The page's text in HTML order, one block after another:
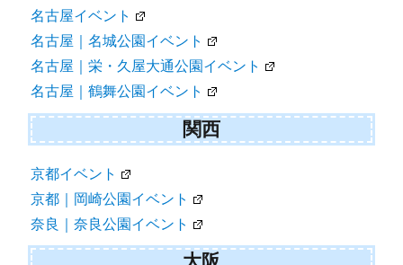
名古屋イベント
名古屋｜名城公園イベント
名古屋｜栄・久屋大通公園イベント
名古屋｜鶴舞公園イベント
関西
京都イベント
京都｜岡崎公園イベント
奈良｜奈良公園イベント